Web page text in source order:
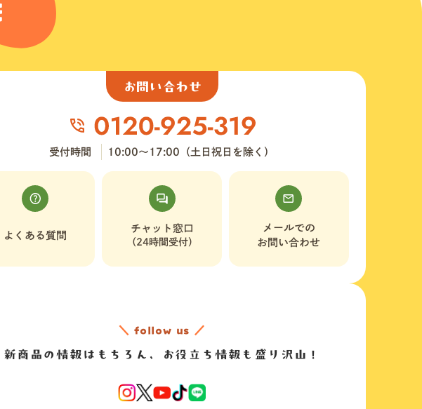
お問い合わせ
受付時間 10:00〜17:00（土日祝日を除く）
よくある質問
チャット窓口
（24時間受付）
メールでの
お問い合わせ
＼ follow us ／
新商品の情報はもちろん、 お役立ち情報も盛り沢山！